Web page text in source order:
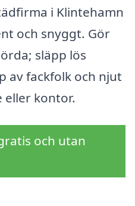
i Klintehamn
och snyggt. Gör
släpp lös
av fackfolk och njut
eller kontor.
och utan